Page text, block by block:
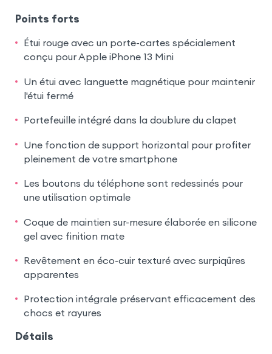
Points forts
Étui rouge avec un porte-cartes spécialement
conçu pour Apple iPhone 13 Mini
Un étui avec languette magnétique pour maintenir
l'étui fermé
Portefeuille intégré dans la doublure du clapet
Une fonction de support horizontal pour profiter
pleinement de votre smartphone
Les boutons du téléphone sont redessinés pour
une utilisation optimale
Coque de maintien sur-mesure élaborée en silicone
gel avec finition mate
Revêtement en éco-cuir texturé avec surpiqûres
apparentes
Protection intégrale préservant efficacement des
chocs et rayures
Détails